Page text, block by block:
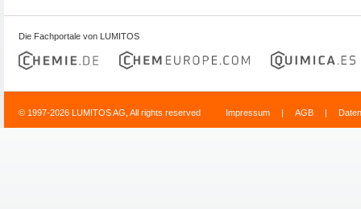
Die Fachportale von LUMITOS
© 1997-2026 LUMITOS AG, All rights reserved Impressum | AGB |